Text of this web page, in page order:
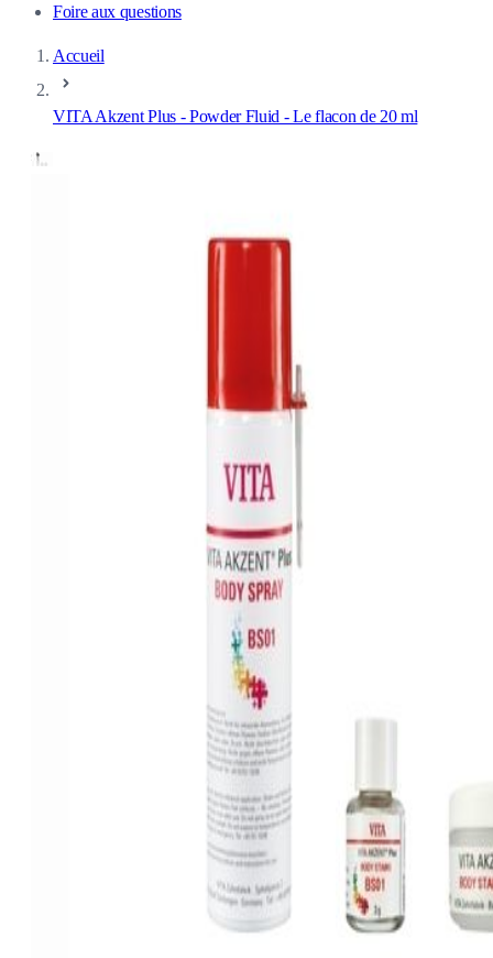
Foire aux questions
Accueil
VITA Akzent Plus - Powder Fluid - Le flacon de 20 ml